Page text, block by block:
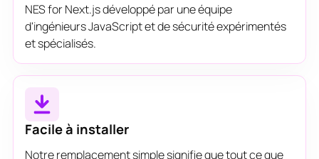
NES for Next.js développé par une équipe
d'ingénieurs JavaScript et de sécurité expérimentés
et spécialisés.
Facile à installer
Notre remplacement simple signifie que tout ce que